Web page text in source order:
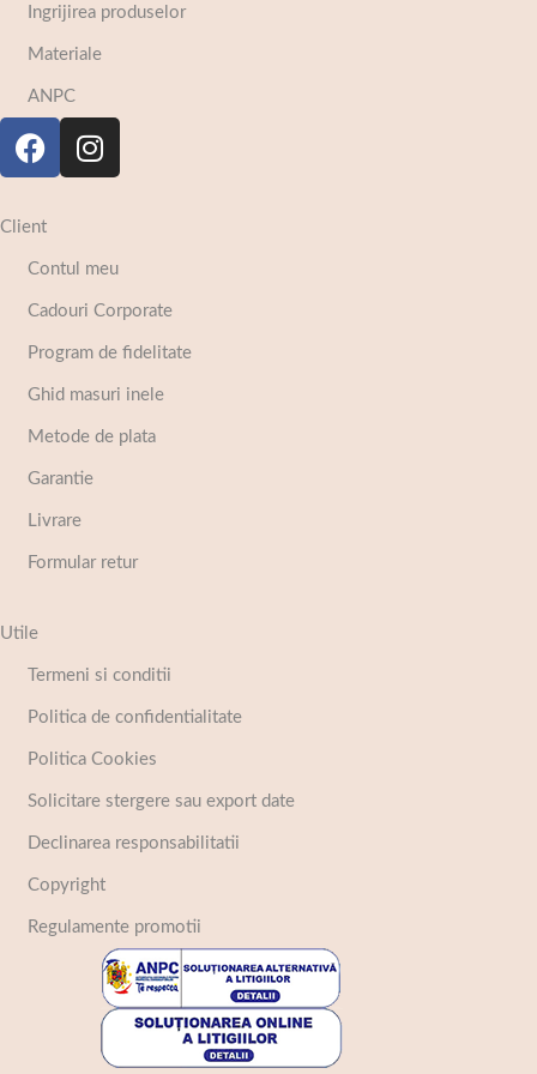
Ingrijirea produselor
Materiale
ANPC
Client
Contul meu
Cadouri Corporate
Program de fidelitate
Ghid masuri inele
Metode de plata
Garantie
Livrare
Formular retur
Utile
Termeni si conditii
Politica de confidentialitate
Politica Cookies
Solicitare stergere sau export date
Declinarea responsabilitatii
Copyright
Regulamente promotii